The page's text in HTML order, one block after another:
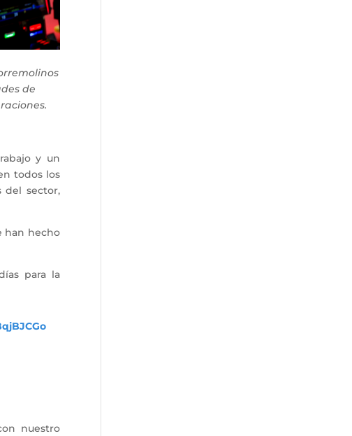
de
y un
todos los
del sector,
han hecho
para la
nuestro